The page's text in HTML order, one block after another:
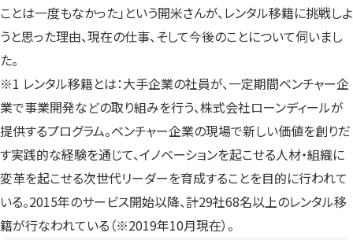
ことは一度もなかった」という開米さんが、レンタル移籍に挑戦しよ
うと思った理由、現在の仕事、そして今後のことについて伺いまし
た。
※1 レンタル移籍とは：大手企業の社員が、一定期間ベンチャー企
業で事業開発などの取り組みを行う、株式会社ローンディールが
提供するプログラム。ベンチャー企業の現場で新しい価値を創りだ
す実践的な経験を通じて、イノベーションを起こせる人材・組織に
変革を起こせる次世代リーダーを育成することを目的に行われて
いる。2015年のサービス開始以降、計29社68名以上のレンタル移
籍が行なわれている（※2019年10月現在）。